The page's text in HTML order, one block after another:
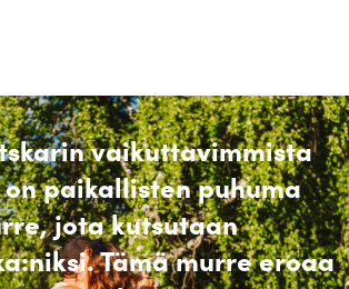
vaikuttavimmista
paikallisten puhuma
jota kutsutaan
Tämä murre eroaa